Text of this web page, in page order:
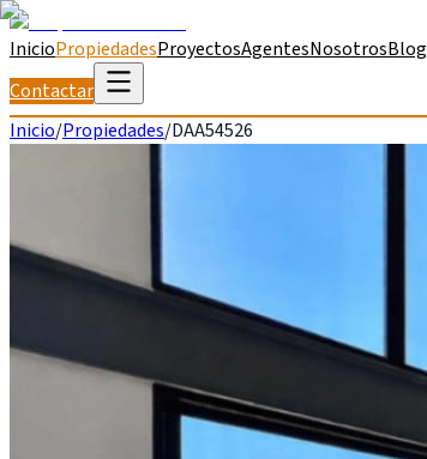
InicioPropiedadesProyectosAgentesNosotrosBlog
Contactar
Inicio/Propiedades/DAA54526